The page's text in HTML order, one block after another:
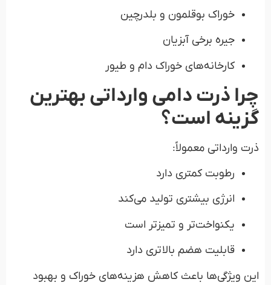
خوراک بوقلمون و بلدرچین
جیره برخی آبزیان
کارخانه‌های خوراک دام و طیور
چرا ذرت دامی وارداتی بهترین
گزینه است؟
ذرت وارداتی معمولاً:
رطوبت کمتری دارد
انرژی بیشتری تولید می‌کند
یکنواخت‌تر و تمیزتر است
قابلیت هضم بالاتری دارد
این ویژگی‌ها باعث کاهش هزینه‌های خوراک و بهبود